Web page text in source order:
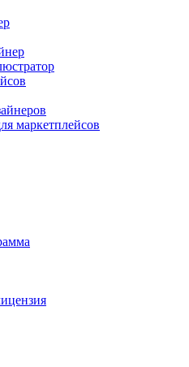
маркетплейсов